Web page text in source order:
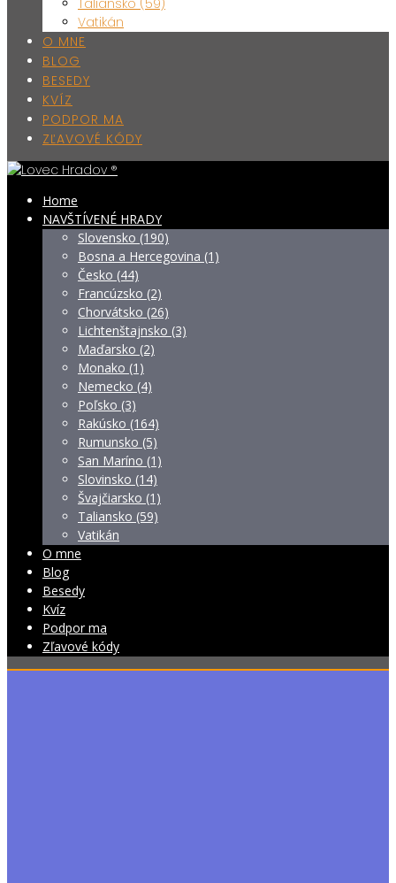
Taliansko (59)
Vatikán
O MNE
BLOG
BESEDY
KVÍZ
PODPOR MA
ZĽAVOVÉ KÓDY
Home
NAVŠTÍVENÉ HRADY
Slovensko (190)
Bosna a Hercegovina (1)
Česko (44)
Francúzsko (2)
Chorvátsko (26)
Lichtenštajnsko (3)
Maďarsko (2)
Monako (1)
Nemecko (4)
Poľsko (3)
Rakúsko (164)
Rumunsko (5)
San Maríno (1)
Slovinsko (14)
Švajčiarsko (1)
Taliansko (59)
Vatikán
O mne
Blog
Besedy
Kvíz
Podpor ma
Zľavové kódy